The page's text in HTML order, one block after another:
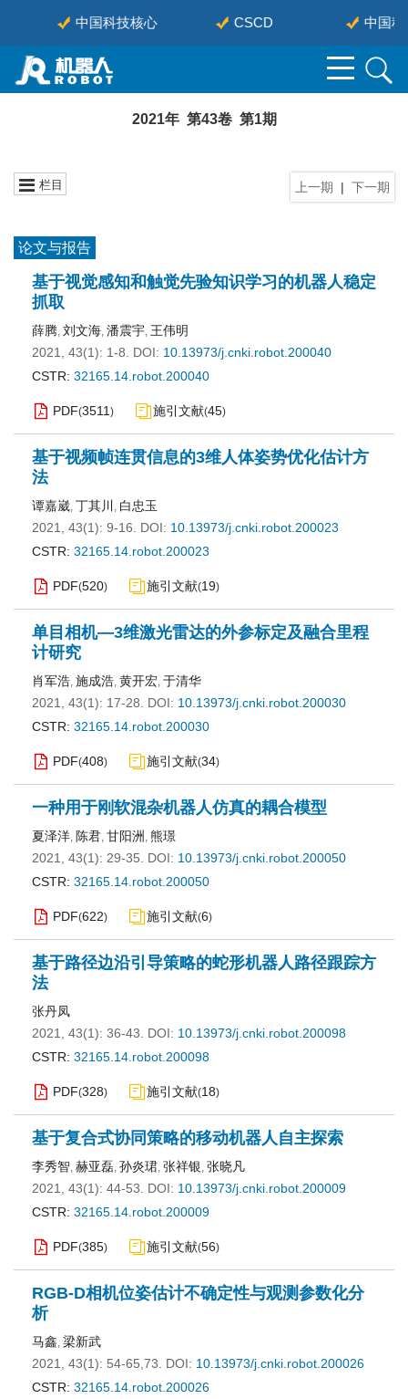
中国科技核心 CSCD 中国科
2021年 第43卷 第1期
上一期 | 下一期
栏目
论文与报告
基于视觉感知和触觉先验知识学习的机器人稳定
抓取
薛腾, 刘文海, 潘震宇, 王伟明
2021, 43(1): 1-8.
DOI: 10.13973/j.cnki.robot.200040
CSTR: 32165.14.robot.200040
PDF(3511 ) 施引文献(45)
基于视频帧连贯信息的3维人体姿势优化估计方
法
谭嘉崴, 丁其川 , 白忠玉
2021, 43(1): 9-16.
DOI: 10.13973/j.cnki.robot.200023
CSTR: 32165.14.robot.200023
PDF(520) 施引文献(19)
单目相机—3维激光雷达的外参标定及融合里程
计研究
肖军浩, 施成浩, 黄开宏, 于清华
2021, 43(1): 17-28.
DOI: 10.13973/j.cnki.robot.200030
CSTR: 32165.14.robot.200030
PDF(408) 施引文献(34)
一种用于刚软混杂机器人仿真的耦合模型
夏泽洋, 陈君, 甘阳洲 , 熊璟
2021, 43(1): 29-35.
DOI: 10.13973/j.cnki.robot.200050
CSTR: 32165.14.robot.200050
PDF(622) 施引文献(6)
基于路径边沿引导策略的蛇形机器人路径跟踪方
法
张丹凤
2021, 43(1): 36-43.
DOI: 10.13973/j.cnki.robot.200098
CSTR: 32165.14.robot.200098
PDF(328) 施引文献(18)
基于复合式协同策略的移动机器人自主探索
李秀智, 赫亚磊, 孙炎珺, 张祥银, 张晓凡
2021, 43(1): 44-53.
DOI: 10.13973/j.cnki.robot.200009
CSTR: 32165.14.robot.200009
PDF(385) 施引文献(56)
RGB-D相机位姿估计不确定性与观测参数化分
析
马鑫, 梁新武
2021, 43(1): 54-65,73.
DOI: 10.13973/j.cnki.robot.200026
CSTR: 32165.14.robot.200026